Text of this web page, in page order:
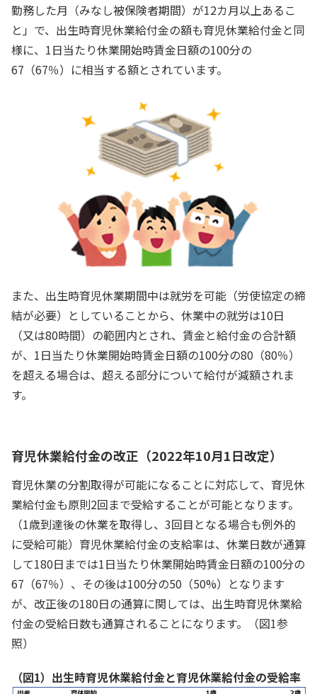
勤務した月（みなし被保険者期間）が12カ月以上あるこ
と」で、出生時育児休業給付金の額も育児休業給付金と同
様に、1日当たり休業開始時賃金日額の100分の
67（67％）に相当する額とされています。
また、出生時育児休業期間中は就労を可能（労使協定の締
結が必要）としていることから、休業中の就労は10日
（又は80時間）の範囲内とされ、賃金と給付金の合計額
が、1日当たり休業開始時賃金日額の100分の80（80％）
を超える場合は、超える部分について給付が減額されま
す。
育児休業給付金の改正（2022年10月1日改定）
育児休業の分割取得が可能になることに対応して、育児休
業給付金も原則2回まで受給することが可能となります。
（1歳到達後の休業を取得し、3回目となる場合も例外的
に受給可能）育児休業給付金の支給率は、休業日数が通算
して180日までは1日当たり休業開始時賃金日額の100分の
67（67％）、その後は100分の50（50%）となります
が、改正後の180日の通算に関しては、出生時育児休業給
付金の受給日数も通算されることになります。（図1参
照）
（図1）出生時育児休業給付金と育児休業給付金の受給率